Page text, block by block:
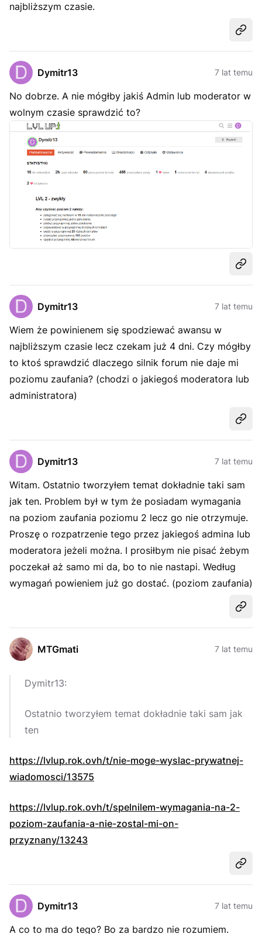
najbliższym czasie.
Dymitr13 7 lat temu
No dobrze. A nie mógłby jakiś Admin lub moderator w
wolnym czasie sprawdzić to?
Dymitr13 7 lat temu
Wiem że powinienem się spodziewać awansu w
najbliższym czasie lecz czekam już 4 dni. Czy mógłby
to ktoś sprawdzić dlaczego silnik forum nie daje mi
poziomu zaufania? (chodzi o jakiegoś moderatora lub
administratora)
Dymitr13 7 lat temu
Witam. Ostatnio tworzyłem temat dokładnie taki sam
jak ten. Problem był w tym że posiadam wymagania
na poziom zaufania poziomu 2 lecz go nie otrzymuje.
Proszę o rozpatrzenie tego przez jakiegoś admina lub
moderatora jeżeli można. I prosiłbym nie pisać żebym
poczekał aż samo mi da, bo to nie nastapi. Według
wymagań powieniem już go dostać. (poziom zaufania)
MTGmati 7 lat temu
Dymitr13:
Ostatnio tworzyłem temat dokładnie taki sam jak
ten
https://lvlup.rok.ovh/t/nie-moge-wyslac-prywatnej-
wiadomosci/13575
https://lvlup.rok.ovh/t/spelnilem-wymagania-na-2-
poziom-zaufania-a-nie-zostal-mi-on-
przyznany/13243
Dymitr13 7 lat temu
A co to ma do tego? Bo za bardzo nie rozumiem.